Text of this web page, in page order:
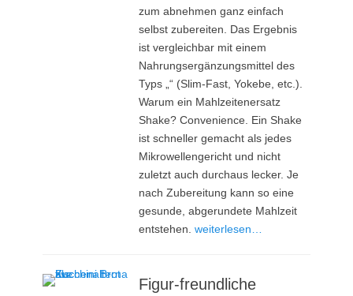
zum abnehmen ganz einfach
selbst zubereiten. Das Ergebnis
ist vergleichbar mit einem
Nahrungsergänzungsmittel des
Typs „“ (Slim-Fast, Yokebe, etc.).
Warum ein Mahlzeitenersatz
Shake? Convenience. Ein Shake
ist schneller gemacht als jedes
Mikrowellengericht und nicht
zuletzt auch durchaus lecker. Je
nach Zubereitung kann so eine
gesunde, abgerundete Mahlzeit
entstehen.weiterlesen…
Figur-freundliche